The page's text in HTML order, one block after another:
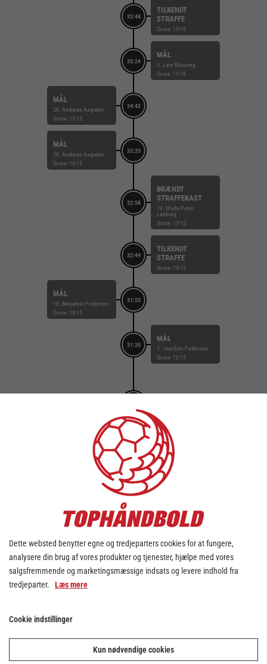
35:48
TILKENDT
STRAFFE
Score: 15-16
35:24
MÅL
3. Lars Mousing
Score: 15-16
34:42
MÅL
28. Andreas Aagreen
Score: 15-15
33:23
MÅL
28. Andreas Aagreen
Score: 14-15
32:58
BRÆNDT
STRAFFEKAST
13. Mads-Peter
Lønborg
Score: 13-15
32:44
TILKENDT
STRAFFE
Score: 13-15
31:53
MÅL
18. Benjamin Pedersen
Score: 13-15
31:20
MÅL
7. Joachim Pedersen
Score: 12-15
PAUSE SLUT
30:00
PAUSE
18. Benjamin Pedersen
Dette websted benytter egne og tredjeparters cookies for at fungere,
analysere din brug af vores produkter og tjenester, hjælpe med vores
salgsfremmende og marketingsmæssige indsats og levere indhold fra
tredjeparter. Læs mere
Cookie indstillinger
Kun nødvendige cookies